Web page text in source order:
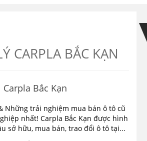
CARPLA BẮC KẠN
Carpla Bắc Kạn
Những trải nghiệm mua bán ô tô cũ
nhất! Carpla Bắc Kạn được hình
sở hữu, mua bán, trao đổi ô tô tại...